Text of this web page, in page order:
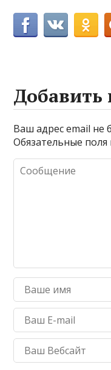
Ваш адрес email не
Обязательные